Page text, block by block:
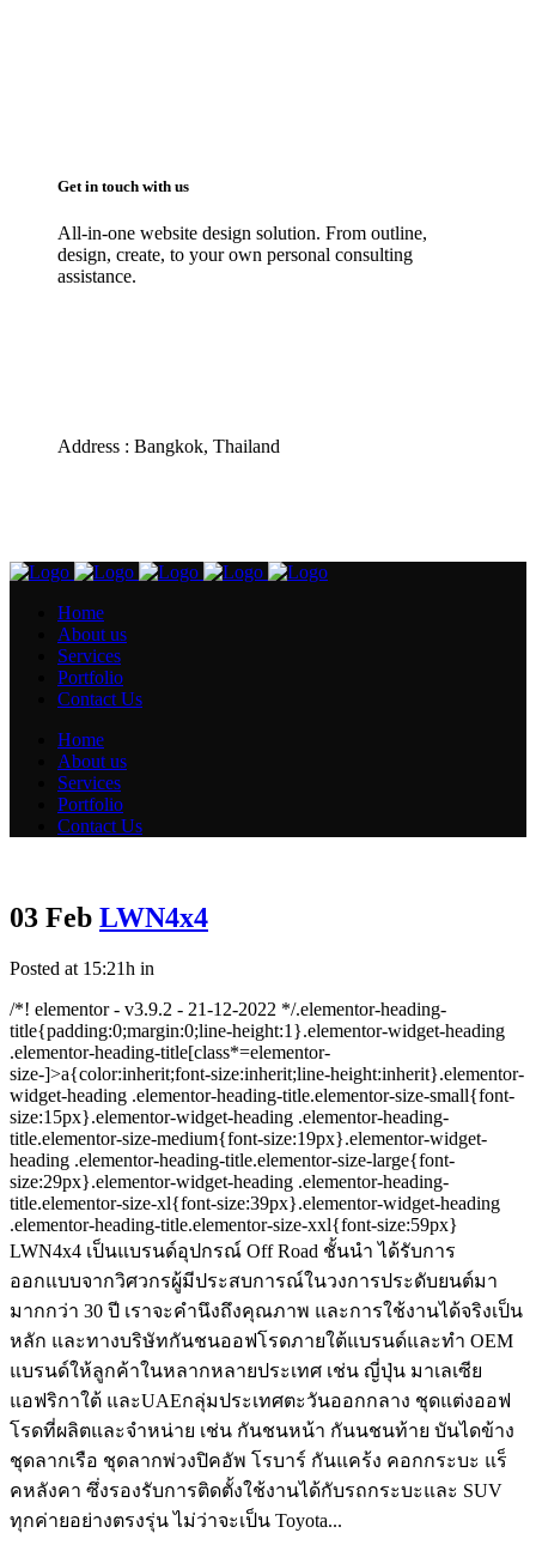
Get in touch with us
All-in-one website design solution. From outline,
design, create, to your own personal consulting
assistance.
Address : Bangkok, Thailand
Home
About us
Services
Portfolio
Contact Us
Home
About us
Services
Portfolio
Contact Us
03 Feb LWN4x4
Posted at 15:21h in
/*! elementor - v3.9.2 - 21-12-2022 */.elementor-heading-
title{padding:0;margin:0;line-height:1}.elementor-widget-heading
.elementor-heading-title[class*=elementor-
size-]>a{color:inherit;font-size:inherit;line-height:inherit}.elementor-
widget-heading .elementor-heading-title.elementor-size-small{font-
size:15px}.elementor-widget-heading .elementor-heading-
title.elementor-size-medium{font-size:19px}.elementor-widget-
heading .elementor-heading-title.elementor-size-large{font-
size:29px}.elementor-widget-heading .elementor-heading-
title.elementor-size-xl{font-size:39px}.elementor-widget-heading
.elementor-heading-title.elementor-size-xxl{font-size:59px}
LWN4x4 เป็นแบรนด์อุปกรณ์ Off Road ชั้นนำ ได้รับการ
ออกแบบจากวิศวกรผู้มีประสบการณ์ในวงการประดับยนต์มา
มากกว่า 30 ปี เราจะคำนึงถึงคุณภาพ และการใช้งานได้จริงเป็น
หลัก และทางบริษัทกันชนออฟโรดภายใต้แบรนด์และทำ OEM
แบรนด์ให้ลูกค้าในหลากหลายประเทศ เช่น ญี่ปุ่น มาเลเซีย
แอฟริกาใต้ และUAEกลุ่มประเทศตะวันออกกลาง ชุดแต่งออฟ
โรดที่ผลิตและจำหน่าย เช่น กันชนหน้า กันนชนท้าย บันไดข้าง
ชุดลากเรือ ชุดลากพ่วงปิคอัพ โรบาร์ กันแคร้ง คอกกระบะ แร็
คหลังคา ซึ่งรองรับการติดตั้งใช้งานได้กับรถกระบะและ SUV
ทุกค่ายอย่างตรงรุ่น ไม่ว่าจะเป็น Toyota...